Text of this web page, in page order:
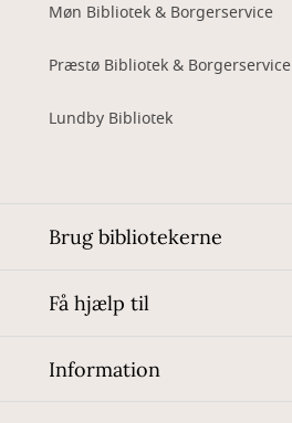
Møn Bibliotek & Borgerservice
Præstø Bibliotek & Borgerservice
Lundby Bibliotek
Brug bibliotekerne
Få hjælp til
Information